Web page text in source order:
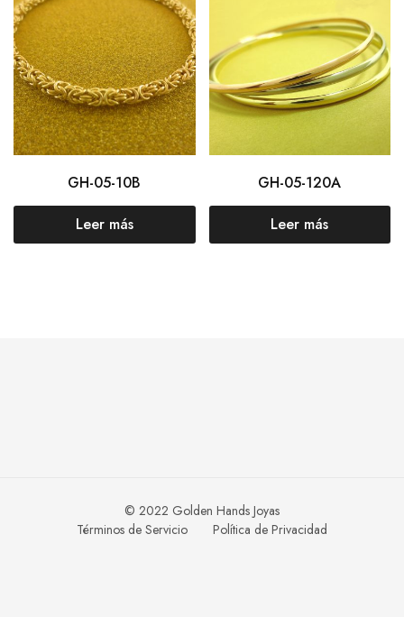
GH-05-10B
Leer más
GH-05-120A
Leer más
© 2022 Golden Hands Joyas
Términos de Servicio
Política de Privacidad